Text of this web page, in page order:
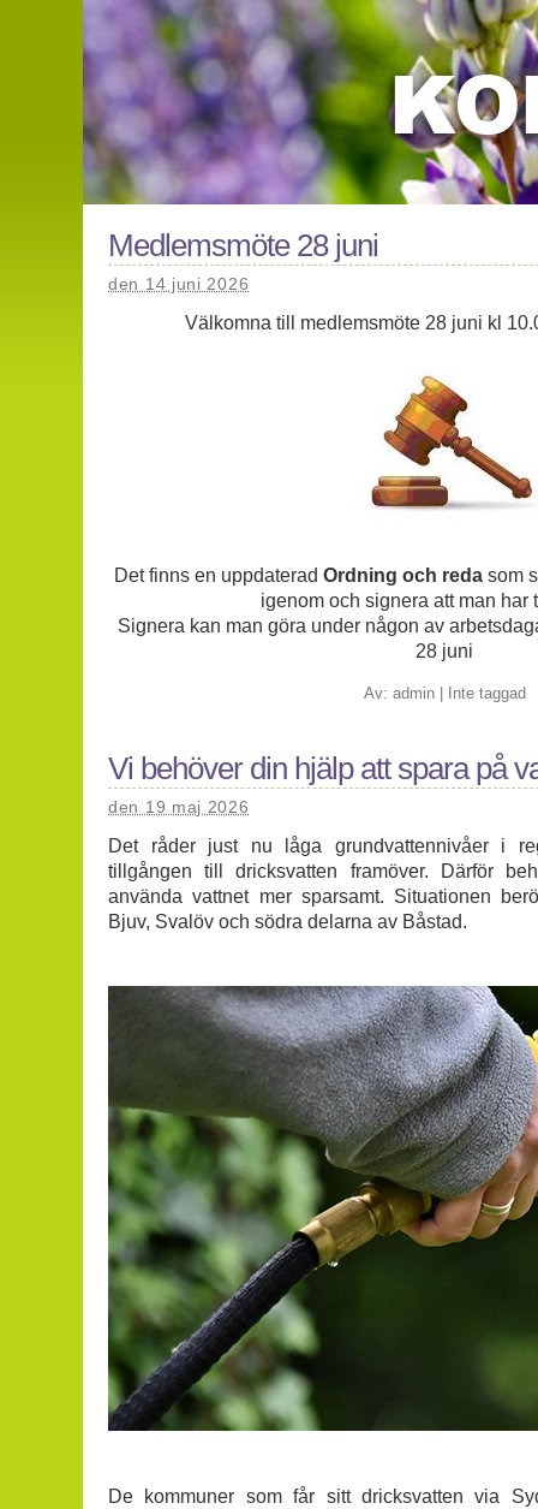
Medlemsmöte 28 juni
den 14 juni 2026
Välkomna till medlemsmöte 28 juni kl
Det finns en uppdaterad Ordning och redasom
igenom och signera att man har
Signera kan man göra under någon av
28 juni
Av: admin| Inte taggad
Vi behöver din hjälp att spara på
den 19 maj 2026
Det råder just nu låga grundvattennivåer i
tillgången till dricksvatten framöver. Därför
använda vattnet mer sparsamt. Situationen
Bjuv, Svalöv och södra delarna av Båstad.
De kommuner som får sitt dricksvatten via